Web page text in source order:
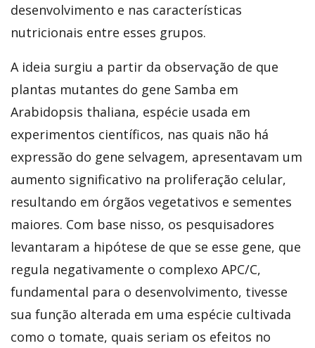
desenvolvimento e nas características
nutricionais entre esses grupos.
A ideia surgiu a partir da observação de que
plantas mutantes do gene Samba em
Arabidopsis thaliana, espécie usada em
experimentos científicos, nas quais não há
expressão do gene selvagem, apresentavam um
aumento significativo na proliferação celular,
resultando em órgãos vegetativos e sementes
maiores. Com base nisso, os pesquisadores
levantaram a hipótese de que se esse gene, que
regula negativamente o complexo APC/C,
fundamental para o desenvolvimento, tivesse
sua função alterada em uma espécie cultivada
como o tomate, quais seriam os efeitos no